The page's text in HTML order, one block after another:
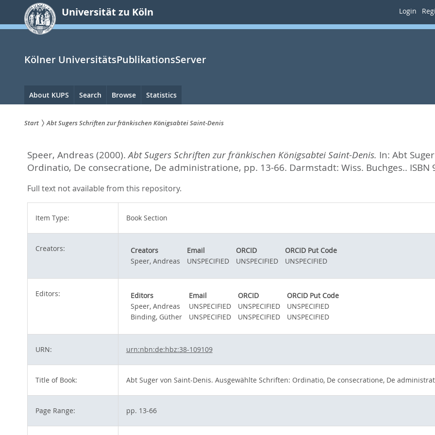
springen
Universität zu Köln Login
Kölner UniversitätsPublikationsServer
Hauptnavigation
About KUPS Search Browse Statistics
sind
hier:
Start Abt Sugers Schriften zur fränkischen Königsabtei Saint-Denis
Speer, Andreas (2000).Abt Sugers Schriften zur fränkischen Königsabtei Saint-Denis. In: Abt
Ordinatio, De consecratione, De administratione, pp. 13-66. Darmstadt: Wiss. Buchges.. ISBN
Full text not available from this repository.
Item Type: Book Section
Creators: Creators Email ORCID
ORCID Put Code
Speer, Andreas
UNSPECIFIED UNSPECIFIED UNSPECIFIED
Editors: Editors Email ORCID
ORCID Put Code
Speer, Andreas
UNSPECIFIED UNSPECIFIED
UNSPECIFIED
Binding, Güther
UNSPECIFIED UNSPECIFIED UNSPECIFIED
URN: urn:nbn:de:hbz:38-109109
Title of Book: Abt Suger von Saint-Denis. Ausgewählte Schriften: Ordinatio, De consecratione, De
Page Range: pp. 13-66